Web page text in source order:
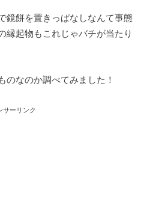
鏡餅を置きっぱなしなんて事態
縁起物もこれじゃバチが当たり
のなのか調べてみました！
サーリンク